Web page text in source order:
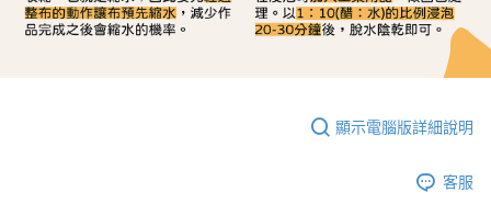
顯示電腦版詳細說明
客服